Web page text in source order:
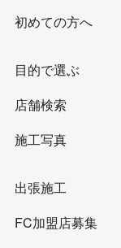
初めての方へ
目的で選ぶ
店舗検索
施工写真
出張施工
FC加盟店募集